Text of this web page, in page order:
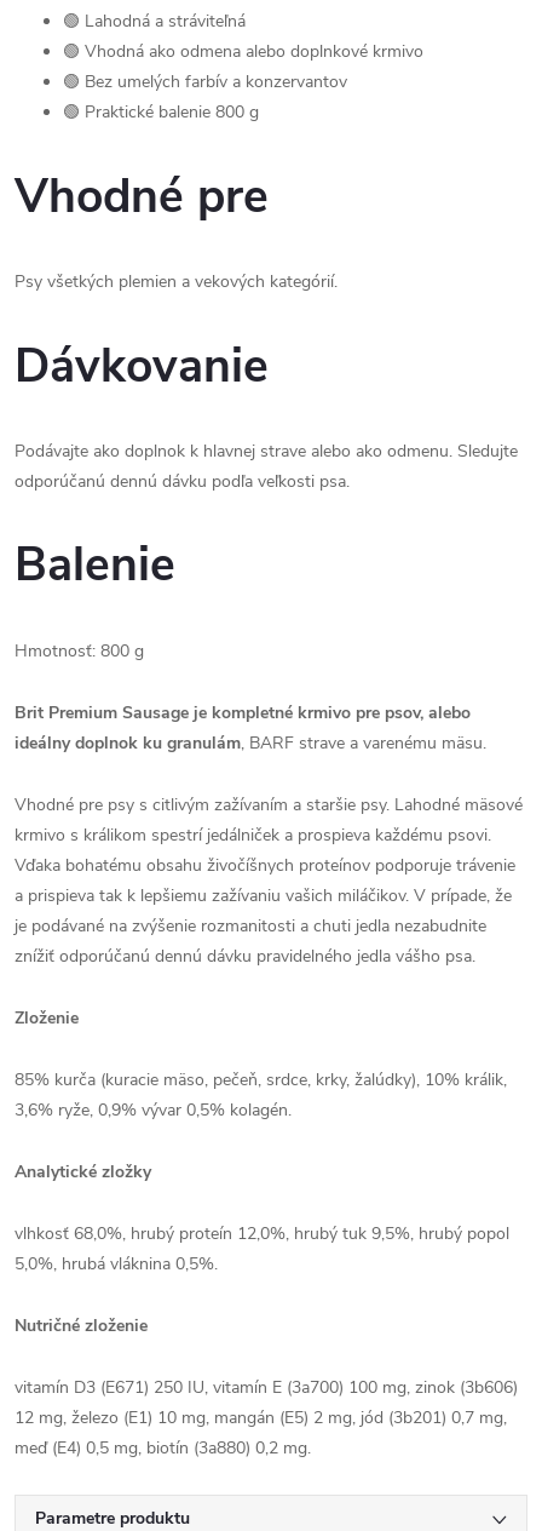
🟢 Lahodná a stráviteľná
🟢 Vhodná ako odmena alebo doplnkové krmivo
🟢 Bez umelých farbív a konzervantov
🟢 Praktické balenie 800 g
Vhodné pre
Psy všetkých plemien a vekových kategórií.
Dávkovanie
Podávajte ako doplnok k hlavnej strave alebo ako odmenu. Sledujte
odporúčanú dennú dávku podľa veľkosti psa.
Balenie
Hmotnosť: 800 g
Brit Premium Sausage je kompletné krmivo pre psov, alebo
ideálny doplnok ku granulám, BARF strave a varenému mäsu.
Vhodné pre psy s citlivým zažívaním a staršie psy. Lahodné mäsové
krmivo s králikom spestrí jedálniček a prospieva každému psovi.
Vďaka bohatému obsahu živočíšnych proteínov podporuje trávenie
a prispieva tak k lepšiemu zažívaniu vašich miláčikov. V prípade, že
je podávané na zvýšenie rozmanitosti a chuti jedla nezabudnite
znížiť odporúčanú dennú dávku pravidelného jedla vášho psa.
Zloženie
85% kurča (kuracie mäso, pečeň, srdce, krky, žalúdky), 10% králik,
3,6% ryže, 0,9% vývar 0,5% kolagén.
Analytické zložky
vlhkosť 68,0%, hrubý proteín 12,0%, hrubý tuk 9,5%, hrubý popol
5,0%, hrubá vláknina 0,5%.
Nutričné zloženie
vitamín D3 (E671) 250 IU, vitamín E (3a700) 100 mg, zinok (3b606)
12 mg, železo (E1) 10 mg, mangán (E5) 2 mg, jód (3b201) 0,7 mg,
meď (E4) 0,5 mg, biotín (3a880) 0,2 mg.
Parametre produktu